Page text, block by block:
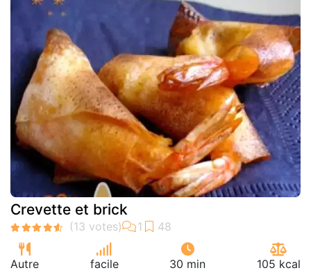
Crevette et brick
Autre facile 30 min 105 kcal